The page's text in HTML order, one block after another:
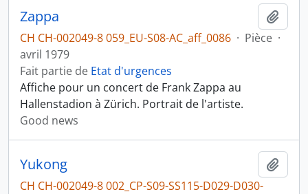
Zappa
CH CH-002049-8 059_EU-S08-AC_aff_0086 · Pièce ·
avril 1979
Fait partie de Etat d'urgences
Affiche pour un concert de Frank Zappa au
Hallenstadion à Zürich. Portrait de l'artiste.
Good news
Yukong
CH CH-002049-8 002_CP-S09-SS115-D029-D030-